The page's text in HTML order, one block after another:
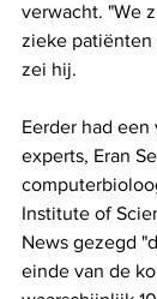
verwacht. "We
zieke patiënten
zei hij.
Eerder had een
experts, Eran
Institute of
News gezegd
einde van de